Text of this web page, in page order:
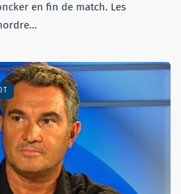
en fin de match. Les